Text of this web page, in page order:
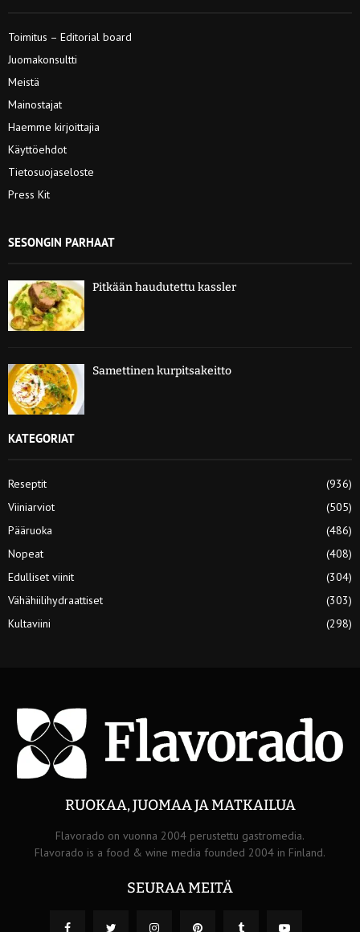
Toimitus – Editorial board
Juomakonsultti
Meistä
Mainostajat
Haemme kirjoittajia
Käyttöehdot
Tietosuojaseloste
Press Kit
SESONGIN PARHAAT
Pitkään haudutettu kassler
Samettinen kurpitsakeitto
KATEGORIAT
Reseptit
(936)
Viiniarviot
(505)
Pääruoka
(486)
Nopeat
(408)
Edulliset viinit
(304)
Vähähiilihydraattiset
(303)
Kultaviini
(298)
RUOKAA, JUOMAA JA MATKAILUA
Flavorado on vuonna 2004 perustettu gastromedia.
Flavorado is a food & wine media founded 2004 in Finland.
SEURAA MEITÄ